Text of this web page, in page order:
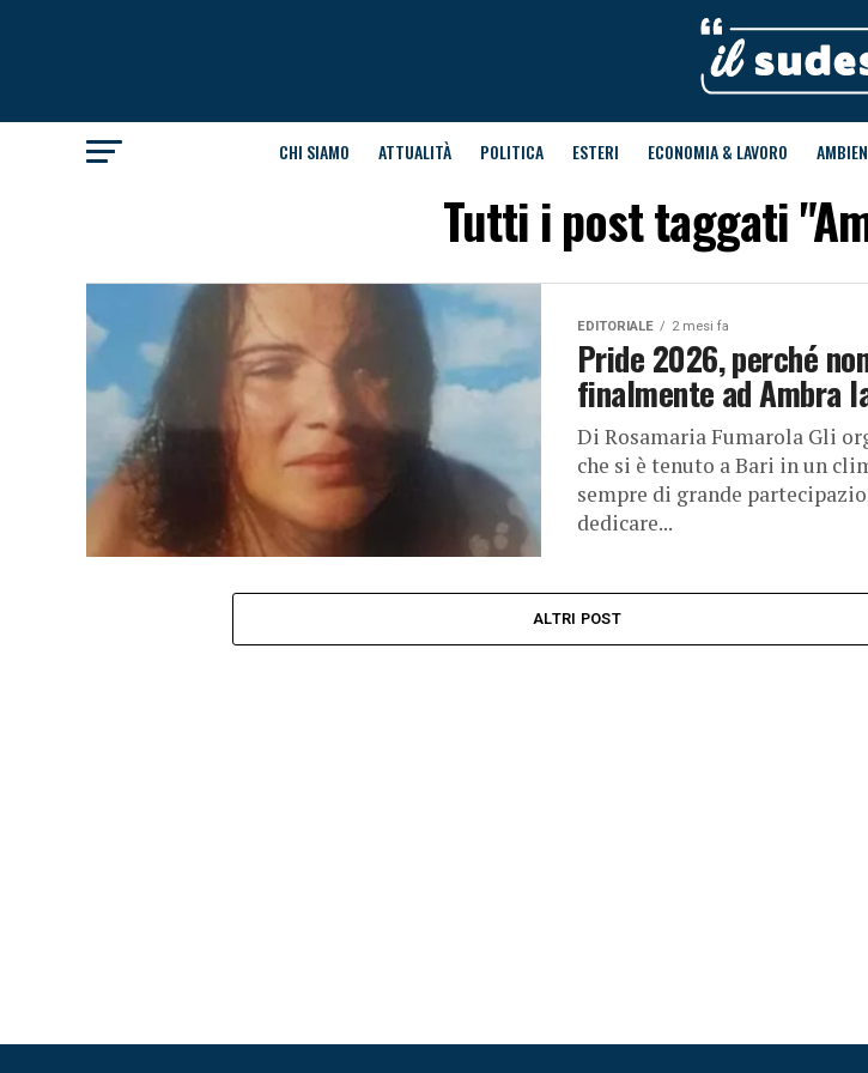
CHI SIAMO ATTUALITÀ POLITICA ESTERI ECONOMIA & LAVORO
Tutti i post taggati
EDITORIALE 2 mesi fa
Pride 2026, perché
finalmente ad Ambra
Di Rosamaria Fumarola Gli
che si è tenuto a Bari in un
sempre di grande
dedicare...
ALTRI POST